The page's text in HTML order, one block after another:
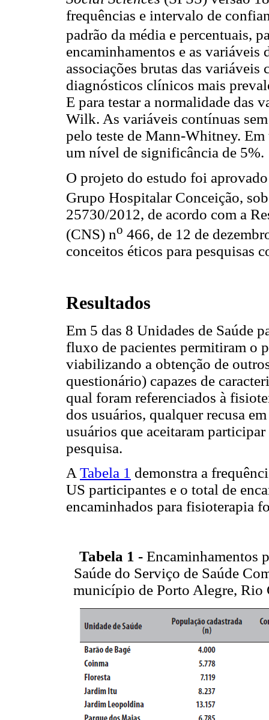
frequências e intervalo de
padrão da média e percentuais,
encaminhamentos e as variáveis
associações brutas das
diagnósticos clínicos mais
E para testar a normalidade das
Wilk. As variáveis contínuas
pelo teste de Mann-Whitney.
um nível de significância de 5%.
O projeto do estudo foi
Grupo Hospitalar Conceição,
25730/2012, de acordo com a
(CNS) no 466, de 12 de
conceitos éticos para pesquisas
Resultados
Em 5 das 8 Unidades de Saúde
fluxo de pacientes permitiram o
viabilizando a obtenção de
questionário) capazes de
qual foram referenciados à
dos usuários, qualquer recusa
usuários que aceitaram
pesquisa.
A Tabela 1 demonstra a
US participantes e o total de
encaminhados para fisioterapia
Tabela 1 - Encaminhamentos
Saúde do Serviço de Saúde
município de Porto Alegre, Rio